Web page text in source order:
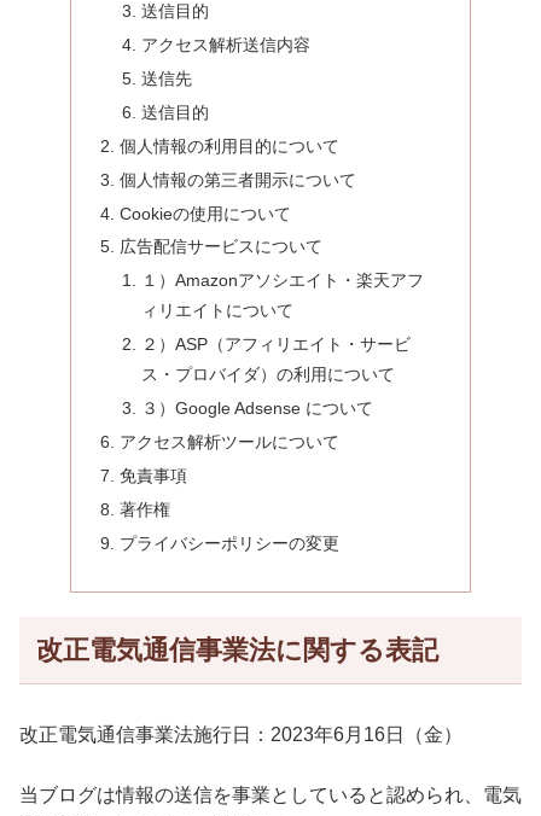
送信目的
アクセス解析送信内容
送信先
送信目的
個人情報の利用目的について
個人情報の第三者開示について
Cookieの使用について
広告配信サービスについて
１）Amazonアソシエイト・楽天アフ
ィリエイトについて
２）ASP（アフィリエイト・サービ
ス・プロバイダ）の利用について
３）Google Adsense について
アクセス解析ツールについて
免責事項
著作権
プライバシーポリシーの変更
改正電気通信事業法に関する表記
改正電気通信事業法施行日：2023年6月16日（金）
当ブログは情報の送信を事業としていると認められ、電気